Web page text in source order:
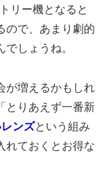
リー機となると
ので、あまり劇的
しょうね。
が増えるかもしれ
とりあえず一番新
ンズという組み
れておくとお得な